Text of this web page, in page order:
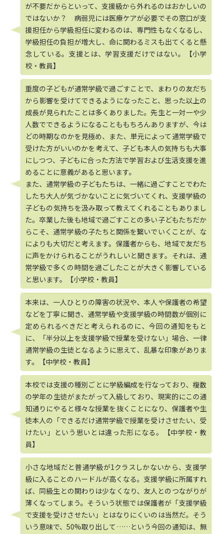
が不要だからといって、支援級から外れるのはおかしいの
ではないか？ 病弱児には医療ケアが必要でその窓口が支
援担任から学級担任に変わるのは、専門性もなくなるし、
学級担任の負担が増大し、命に関わるミスも出てくると懸
念している。支援とは、学習支援だけではない。【小学
校・教員】
重度の子どもが通常学級で過ごすことで、まわりの友だち
から影響を受けてできるようになったこと、思った以上の
成長が見られたことは多くありました。先生と一対一や少
人数でできるようになることももちろんありますが、今は
どの時期なのかを見極め、また、単元によって通常学級で
受けた方がいいのかを考えて、子ども本人の気持ちも大事
にしつつ、子どもに合った方法で学習および生活支援を進
めることに意義があると思います。
また、通常学級の子どもたちは、一緒に過ごすことでわた
したち大人が気づかないことに気づいてくれ、支援学級の
子どもの気持ちを汲み取って教えてくれることもありまし
た。卒業した後も地域で過ごすことの多い子どもたちだか
らこそ、通常学級の子たちと関係を繋いでいくことが、な
によりも大切だと考えます。保護者からも、地域で友だち
に声をかけられることがうれしいと聞きます。それは、通
常学級で多くの時間を過ごしたことが大きく影響している
と思います。【小学校・教員】
本来は、一人ひとりの障害の状況や、本人や保護者の希望
などを丁寧に聞き、通常学級や支援学級の時間数が個別に
定められるべきだと考えられるのに、今回の通知をもと
に、「半分以上を支援学級で授業を受けない」場合、一律
通常学級の生徒となるように思えて、乱暴な印象がありま
す。【中学校・教員】
本校では支援の種別ごとに学級編成を行なっており、複数
の学年の生徒がまたがって入級しており、現実的にこの通
知通りにやると様々な授業を抜くことになり、保護者や生
徒本人の「できるだけ通常学級で授業を受けさせたい、受
けたい」という思いとは違った形になる。【中学校・教
員】
小さな地域だと普通学級が1クラスしかないから、支援学
級に入ることのハードルが高くなる。支援学級に所属すれ
ば、同級生との関わりは少なくなり、友人とのつながりが
薄くなってしまう。そういう状態では保護者が「支援学級
で支援を受けさせたい」とはなりにくいのは当然だ。そう
いう意味で、50%取り出して……という今回の通知は、無